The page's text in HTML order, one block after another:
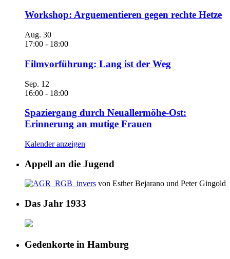
Workshop: Arguementieren gegen rechte Hetze
Aug. 30
17:00 - 18:00
Filmvorführung: Lang ist der Weg
Sep. 12
16:00 - 18:00
Spaziergang durch Neuallermöhe-Ost:
Erinnerung an mutige Frauen
Kalender anzeigen
Appell an die Jugend
von Esther Bejarano und Peter Gingold
Das Jahr 1933
Gedenkorte in Hamburg